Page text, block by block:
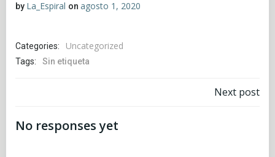
by La_Espiral on agosto 1, 2020
Categories: Uncategorized
Tags: Sin etiqueta
Navegación
Next post
No responses yet